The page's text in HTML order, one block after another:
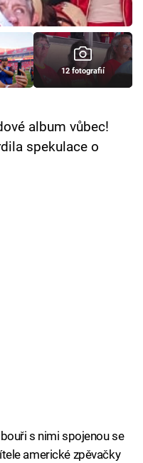
12 fotografií
album vůbec!
spekulace o
s nimi spojenou se
americké zpěvačky